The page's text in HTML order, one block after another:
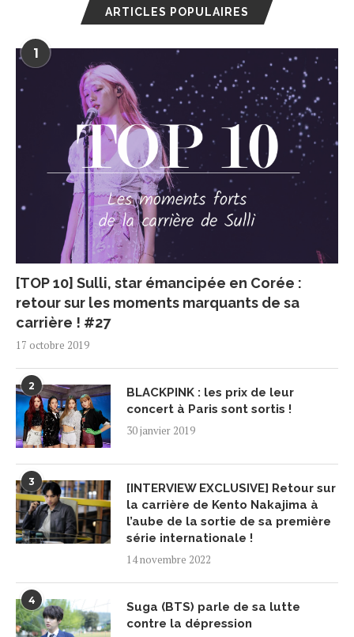
ARTICLES POPULAIRES
1
[TOP 10] Sulli, star émancipée en Corée :
retour sur les moments marquants de sa
carrière ! #27
17 octobre 2019
2
BLACKPINK : les prix de leur
concert à Paris sont sortis !
30 janvier 2019
3
[INTERVIEW EXCLUSIVE] Retour sur
la carrière de Kento Nakajima à
l’aube de la sortie de sa première
série internationale !
14 novembre 2022
4
Suga (BTS) parle de sa lutte
contre la dépression